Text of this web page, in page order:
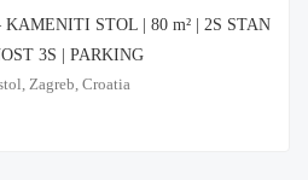
KAMENITI STOL | 80 m² | 2S STAN
3S | PARKING
Zagreb, Croatia